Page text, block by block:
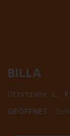
BILLA
Utzstraße 1,
GEÖFFNET